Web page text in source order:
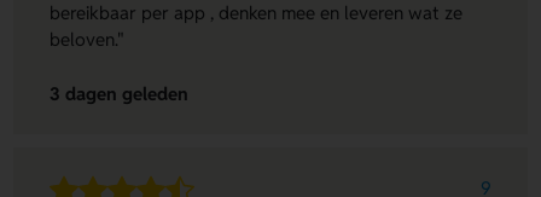
bereikbaar per app , denken mee en leveren wat ze
beloven."
3 dagen geleden
9